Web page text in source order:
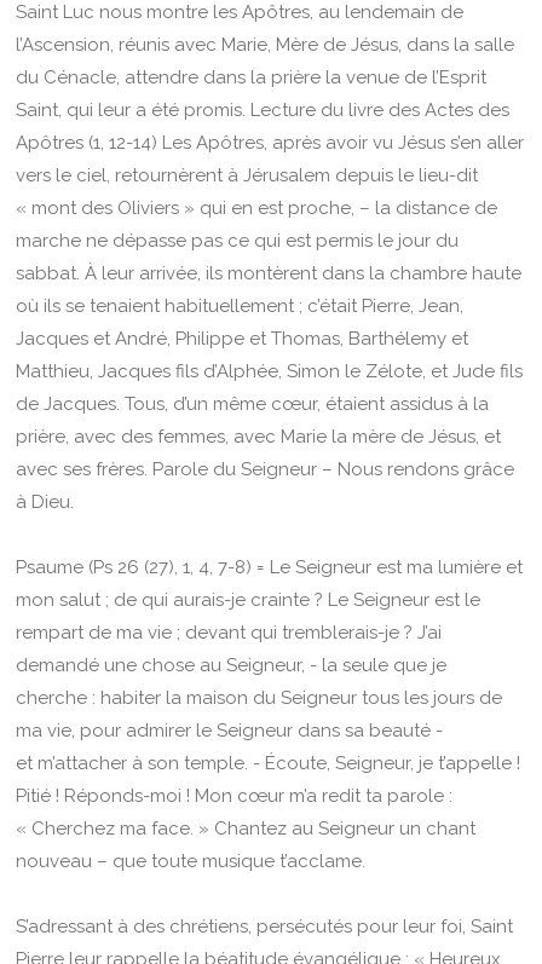
Saint Luc nous montre les Apôtres, au lendemain de
l’Ascension, réunis avec Marie, Mère de Jésus, dans la salle
du Cénacle, attendre dans la prière la venue de l’Esprit
Saint, qui leur a été promis. Lecture du livre des Actes des
Apôtres (1, 12-14) Les Apôtres, après avoir vu Jésus s’en aller
vers le ciel, retournèrent à Jérusalem depuis le lieu-dit
« mont des Oliviers » qui en est proche, – la distance de
marche ne dépasse pas ce qui est permis le jour du
sabbat. À leur arrivée, ils montèrent dans la chambre haute
où ils se tenaient habituellement ; c’était Pierre, Jean,
Jacques et André, Philippe et Thomas, Barthélemy et
Matthieu, Jacques fils d’Alphée, Simon le Zélote, et Jude fils
de Jacques. Tous, d’un même cœur, étaient assidus à la
prière, avec des femmes, avec Marie la mère de Jésus, et
avec ses frères. Parole du Seigneur – Nous rendons grâce
à Dieu.
Psaume (Ps 26 (27), 1, 4, 7-8) = Le Seigneur est ma lumière et
mon salut ; de qui aurais-je crainte ? Le Seigneur est le
rempart de ma vie ; devant qui tremblerais-je ? J’ai
demandé une chose au Seigneur, - la seule que je
cherche : habiter la maison du Seigneur tous les jours de
ma vie, pour admirer le Seigneur dans sa beauté -
et m’attacher à son temple. - Écoute, Seigneur, je t’appelle !
Pitié ! Réponds-moi ! Mon cœur m’a redit ta parole :
« Cherchez ma face. » Chantez au Seigneur un chant
nouveau – que toute musique t’acclame.
S’adressant à des chrétiens, persécutés pour leur foi, Saint
Pierre leur rappelle la béatitude évangélique : « Heureux